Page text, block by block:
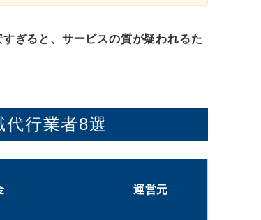
すぎると、サービスの質が疑われるた
行業者8選
運営元